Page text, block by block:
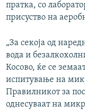
пратка, со
присуство на
„За секоја од
вода и
Косово, ќе се
испитување на
Правилникот за
однесуваат на